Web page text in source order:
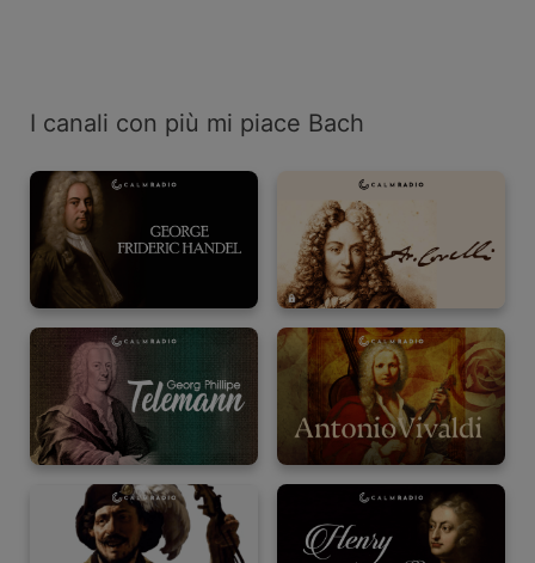
I canali con più mi piace Bach